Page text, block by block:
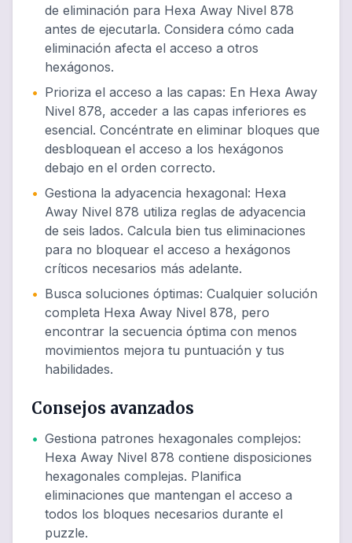
de eliminación para Hexa Away Nivel 878
antes de ejecutarla. Considera cómo cada
eliminación afecta el acceso a otros
hexágonos.
• Prioriza el acceso a las capas: En Hexa Away
Nivel 878, acceder a las capas inferiores es
esencial. Concéntrate en eliminar bloques que
desbloquean el acceso a los hexágonos
debajo en el orden correcto.
• Gestiona la adyacencia hexagonal: Hexa
Away Nivel 878 utiliza reglas de adyacencia
de seis lados. Calcula bien tus eliminaciones
para no bloquear el acceso a hexágonos
críticos necesarios más adelante.
• Busca soluciones óptimas: Cualquier solución
completa Hexa Away Nivel 878, pero
encontrar la secuencia óptima con menos
movimientos mejora tu puntuación y tus
habilidades.
Consejos avanzados
• Gestiona patrones hexagonales complejos:
Hexa Away Nivel 878 contiene disposiciones
hexagonales complejas. Planifica
eliminaciones que mantengan el acceso a
todos los bloques necesarios durante el
puzzle.